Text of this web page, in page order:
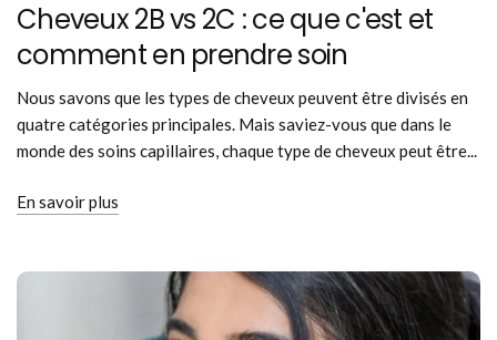
Cheveux 2B vs 2C : ce que c'est et
comment en prendre soin
Nous savons que les types de cheveux peuvent être divisés en
quatre catégories principales. Mais saviez-vous que dans le
monde des soins capillaires, chaque type de cheveux peut être...
En savoir plus